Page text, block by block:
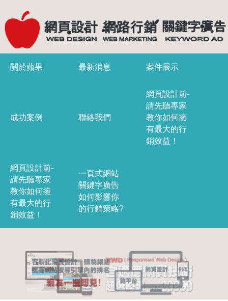
關於蘋果 最新消息 案件展示
成功案例 聯絡我們
網頁設計前-
請先聽專家
教你如何擁
有最大的行
銷效益！
網頁設計前-
請先聽專家
教你如何擁
有最大的行
銷效益！
一頁式網站
關鍵字廣告
如何影響你
的行銷策略?